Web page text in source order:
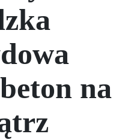
na